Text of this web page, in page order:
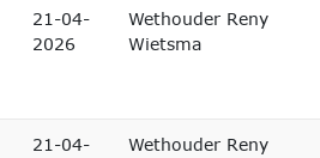
21-04-
2026
Wethouder Reny
Wietsma
21-04-
Wethouder Reny